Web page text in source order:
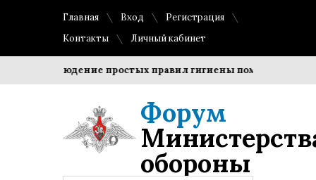
Главная Вход
Регистрация
Контакты
Личный кабинет
Соблюдение простых правил гигиены помогает
Форум
обороны